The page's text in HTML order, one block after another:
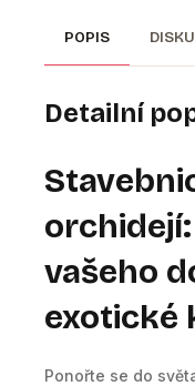
POPIS
Detailní
vašeho
exotické
Ponořte se do